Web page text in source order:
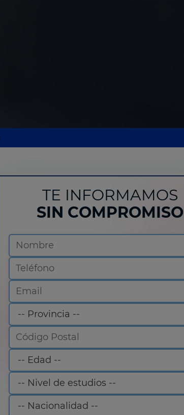
TE INFORMAMOS
SIN COMPROMISO